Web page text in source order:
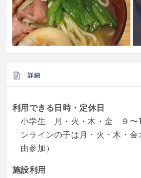
詳細
利用できる日時・定休日
小学生 月・火・木・金 ９〜
ンラインの子は月・火・木・
由参加）
施設利用